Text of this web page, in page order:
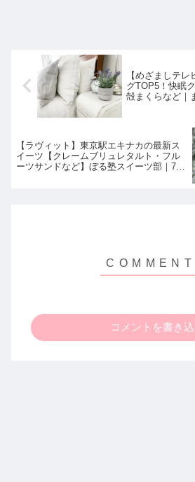
【めざましテ
グTOP5！快眠
殻まくらなど｜
【ラヴィット】東京駅エキナカの最新ス
イーツ【クレームブリュレタルト・フル
ーツサンドなど】ぼる塾スイーツ部｜7月
コメントを書き